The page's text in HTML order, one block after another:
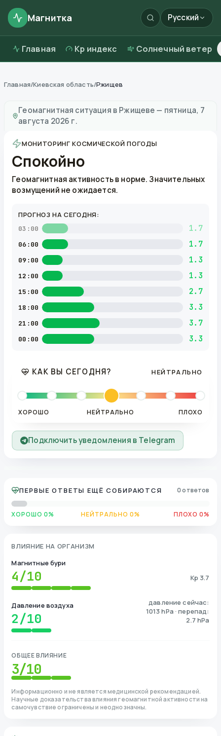
Магнитка Русский
Главная Kp индекс Солнечный ветер
Главная/Киевская область/Ржищев
Геомагнитная ситуация в Ржищеве — пятница, 7
августа 2026 г.
МОНИТОРИНГ КОСМИЧЕСКОЙ ПОГОДЫ
Спокойно
Геомагнитная активность в норме. Значительных
возмущений не ожидается.
ПРОГНОЗ НА СЕГОДНЯ:
03:00 1.7
06:00 1.7
09:00 1.3
12:00 1.3
15:00 2.7
18:00 3.3
21:00 3.7
00:00 3.3
КАК ВЫ СЕГОДНЯ? НЕЙТРАЛЬНО
ХОРОШО НЕЙТРАЛЬНО ПЛОХО
Подключить уведомления в Telegram
ПЕРВЫЕ ОТВЕТЫ ЕЩЁ СОБИРАЮТСЯ 0 ответов
ХОРОШО 0% НЕЙТРАЛЬНО 0% ПЛОХО 0%
ВЛИЯНИЕ НА ОРГАНИЗМ
Магнитные бури
4/10 Kp 3.7
Давление воздуха
2/10
давление сейчас:
1013 hPa · перепад:
2.7 hPa
ОБЩЕЕ ВЛИЯНИЕ
3/10
Информационно и не является медицинской рекомендацией.
Научные доказательства влияния геомагнитной активности на
самочувствие ограничены и неоднозначны.